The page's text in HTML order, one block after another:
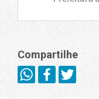
Compartilhe